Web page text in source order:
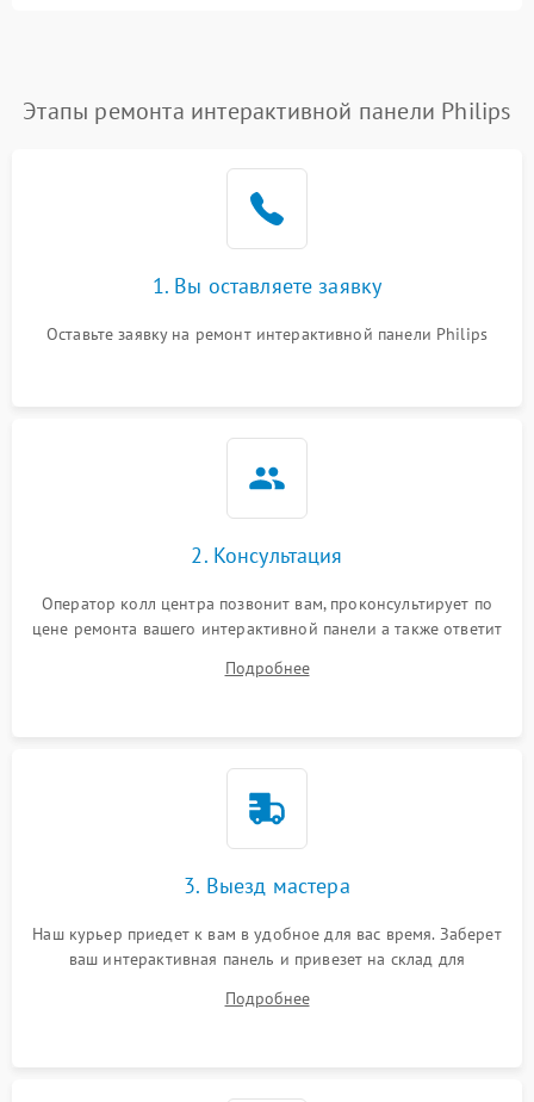
Этапы ремонта интерактивной панели Philips
1. Вы оставляете заявку
Оставьте заявку на ремонт интерактивной панели Philips
2. Консультация
Оператор колл центра позвонит вам, проконсультирует по
цене ремонта вашего интерактивной панели а также ответит
Подробнее
3. Выезд мастера
Наш курьер приедет к вам в удобное для вас время. Заберет
ваш интерактивная панель и привезет на склад для
Подробнее